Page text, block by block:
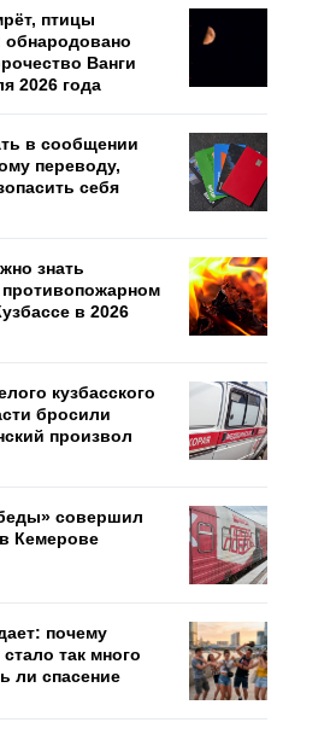
птицы
обнародовано
Ванги
2026 года
в сообщении
переводу,
себя
знать
в 2026
кузбасского
бросили
произвол
совершил
Кемерове
почему
так много
ли спасение